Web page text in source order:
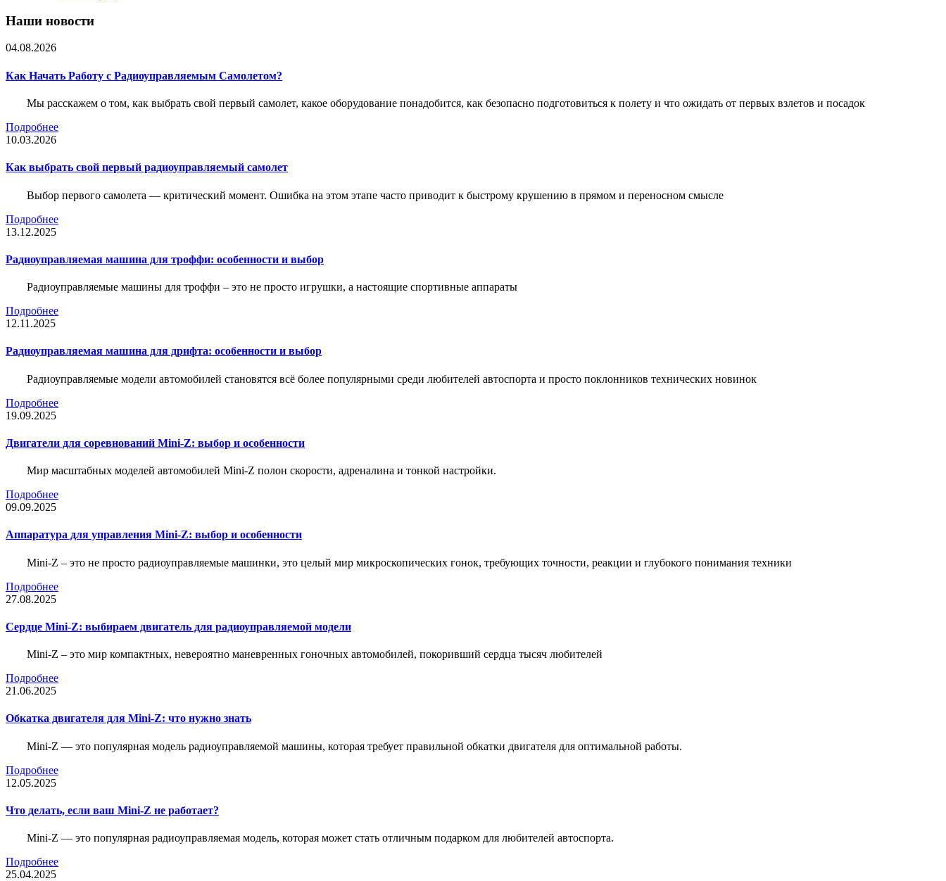
Наши новости
04.08.2026
Как Начать Работу с Радиоуправляемым Самолетом?
Мы расскажем о том, как выбрать свой первый самолет, какое оборудование понадобится, как безопасно подготовиться к полету и что ожидать от первых взлетов и посадок
Подробнее
10.03.2026
Как выбрать свой первый радиоуправляемый самолет
Выбор первого самолета — критический момент. Ошибка на этом этапе часто приводит к быстрому крушению в прямом и переносном смысле
Подробнее
13.12.2025
Радиоуправляемая машина для троффи: особенности и выбор
Радиоуправляемые машины для троффи – это не просто игрушки, а настоящие спортивные аппараты
Подробнее
12.11.2025
Радиоуправляемая машина для дрифта: особенности и выбор
Радиоуправляемые модели автомобилей становятся всё более популярными среди любителей автоспорта и просто поклонников технических новинок
Подробнее
19.09.2025
Двигатели для соревнований Mini-Z: выбор и особенности
Мир масштабных моделей автомобилей Mini-Z полон скорости, адреналина и тонкой настройки.
Подробнее
09.09.2025
Аппаратура для управления Mini-Z: выбор и особенности
Mini-Z – это не просто радиоуправляемые машинки, это целый мир микроскопических гонок, требующих точности, реакции и глубокого понимания техники
Подробнее
27.08.2025
Сердце Mini-Z: выбираем двигатель для радиоуправляемой модели
Mini-Z – это мир компактных, невероятно маневренных гоночных автомобилей, покоривший сердца тысяч любителей
Подробнее
21.06.2025
Обкатка двигателя для Mini-Z: что нужно знать
Mini-Z — это популярная модель радиоуправляемой машины, которая требует правильной обкатки двигателя для оптимальной работы.
Подробнее
12.05.2025
Что делать, если ваш Mini-Z не работает?
Mini-Z — это популярная радиоуправляемая модель, которая может стать отличным подарком для любителей автоспорта.
Подробнее
25.04.2025